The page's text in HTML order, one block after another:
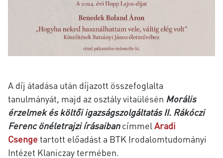
A díj átadása után díjazott összefoglalta
tanulmányát, majd az osztály vitaülésén Morális
érzelmek és költői igazságszolgáltatás II. Rákóczi
Ferenc önéletrajzi írásaiban címmel Aradi
Csengetartott előadást a BTK Irodalomtudományi
Intézet Klaniczay termében.